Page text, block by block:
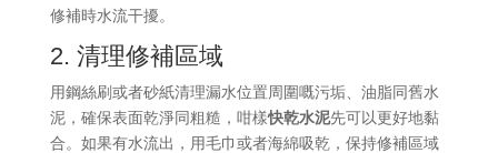
修補時水流干擾。
2. 清理修補區域
用鋼絲刷或者砂紙清理漏水位置周圍嘅污垢、油脂同舊水
泥，確保表面乾淨同粗糙，咁樣快乾水泥先可以更好地黏
合。如果有水流出，用毛巾或者海綿吸乾，保持修補區域